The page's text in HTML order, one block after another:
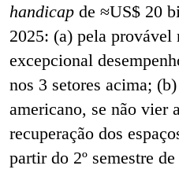
handicap de ≈US$ 20
2025: (a) pela provável
excepcional
nos 3 setores acima;
americano, se não vier
recuperação dos
partir do 2º semestre